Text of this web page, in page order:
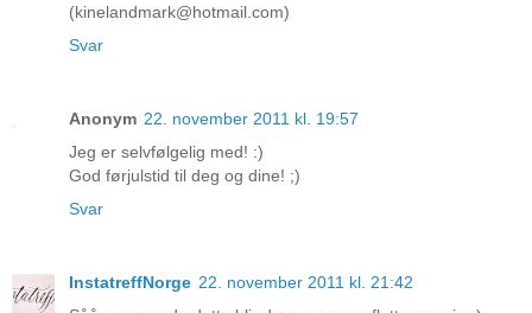
(kinelandmark@hotmail.com)
Svar
Anonym 22. november 2011 kl. 19:57
Jeg er selvfølgelig med! :)
God førjulstid til deg og dine! ;)
Svar
InstatreffNorge 22. november 2011 kl. 21:42